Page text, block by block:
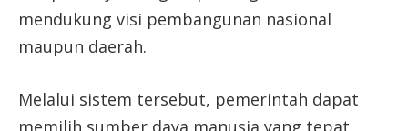
mendukung visi pembangunan nasional
maupun daerah.
Melalui sistem tersebut, pemerintah dapat
memilih sumber daya manusia yang tepat